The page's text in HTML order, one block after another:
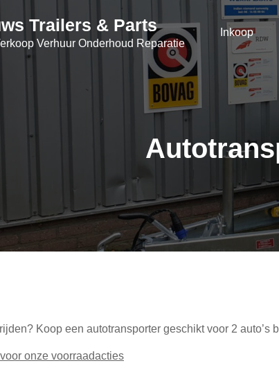
Trailers & Parts
Verhuur Onderhoud Reparatie
Inkoop
Koop een autotransporter geschikt voor 2 auto’s
onze voorraadacties